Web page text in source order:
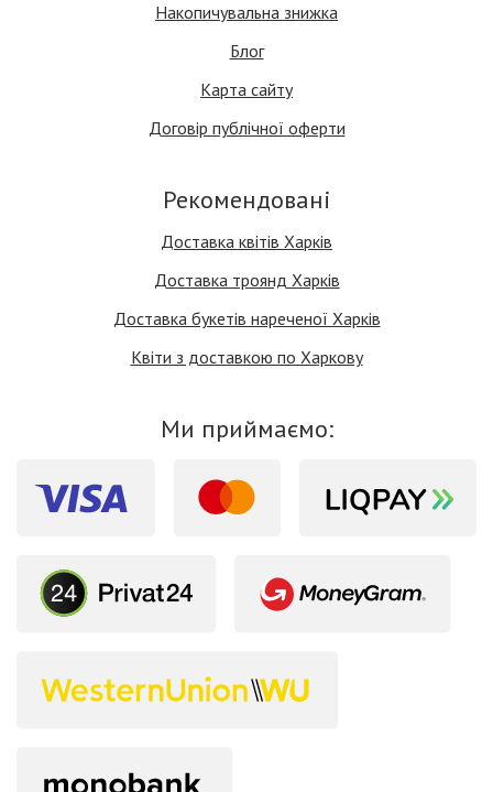
Накопичувальна знижка
Блог
Карта сайту
Договір публічної оферти
Рекомендовані
Доставка квітів Харків
Доставка троянд Харків
Доставка букетів нареченої Харків
Квіти з доставкою по Харкову
Ми приймаємо: